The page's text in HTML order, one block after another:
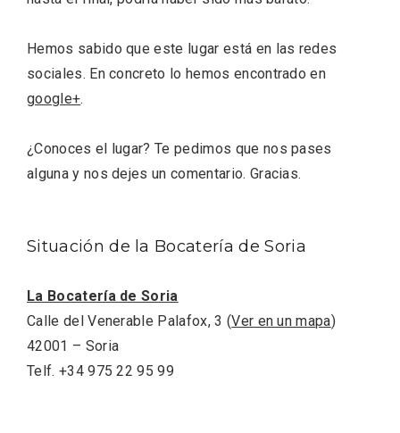
Hemos sabido que este lugar está en las redes
sociales. En concreto lo hemos encontrado en
google+.
¿Conoces el lugar? Te pedimos que nos pases
alguna y nos dejes un comentario. Gracias.
Situación de la Bocatería de Soria
La Bocatería de Soria
Calle del Venerable Palafox, 3 (Ver en un mapa)
42001 – Soria
Telf. +34 975 22 95 99
Preparatory School en Ávila y Salamanca